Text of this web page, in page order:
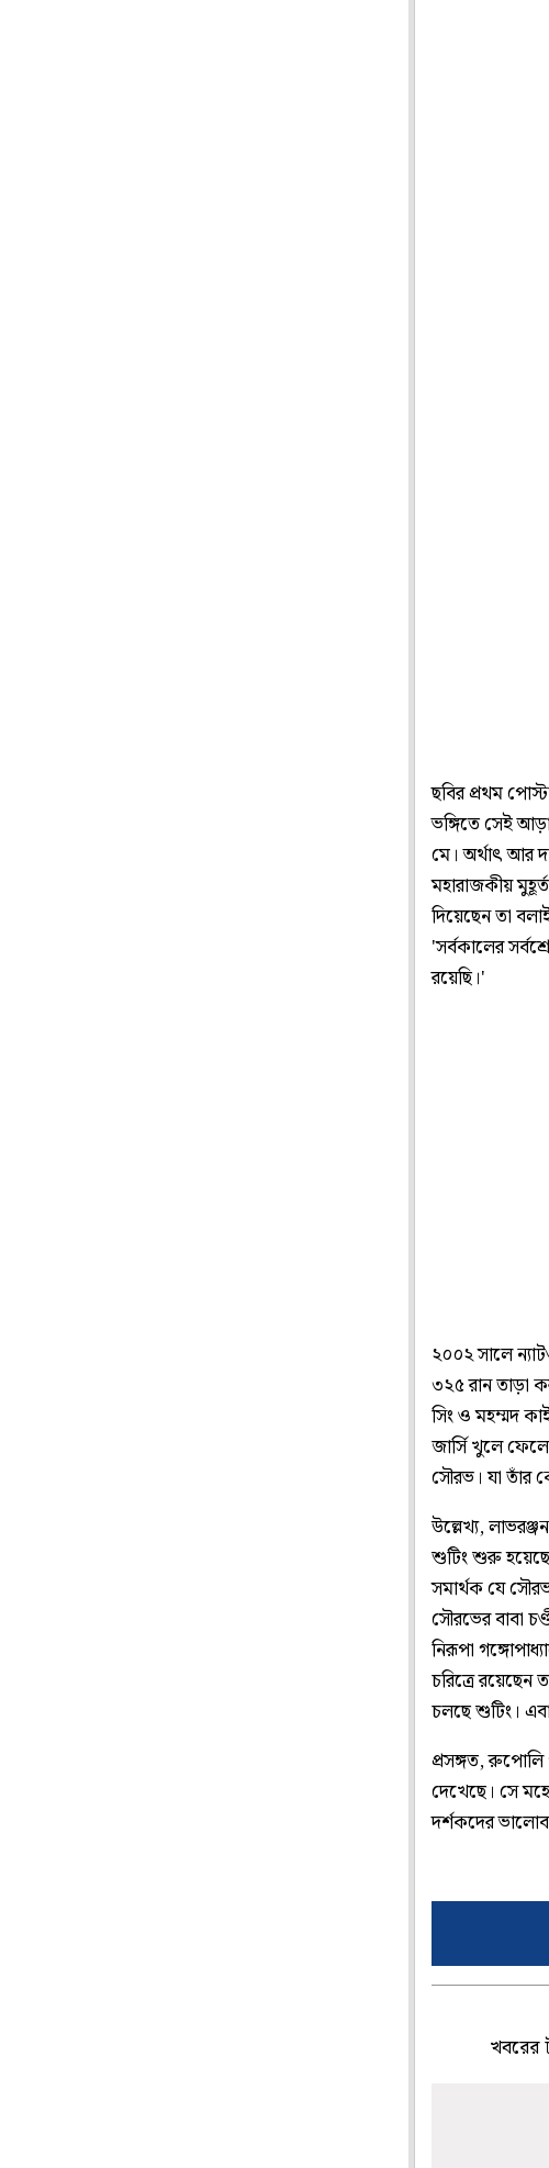
ছবির প্রথম
ভঙ্গিতে সেই
মে। অর্থাৎ আর
মহারাজকীয়
দিয়েছেন তা
'সর্বকালের
রয়েছি।'
২০০২ সালে
৩২৫ রান তাড়া
সিং ও মহম্মদ
জার্সি খুলে
সৌরভ। যা তাঁর
উল্লেখ্য,
শুটিং শুরু হয়েছে
সমার্থক যে
সৌরভের বাবা
নিরূপা
চরিত্রে রয়েছেন
চলছে শুটিং।
প্রসঙ্গত, রুপোলি
দেখেছে। সে
দর্শকদের
খবরের